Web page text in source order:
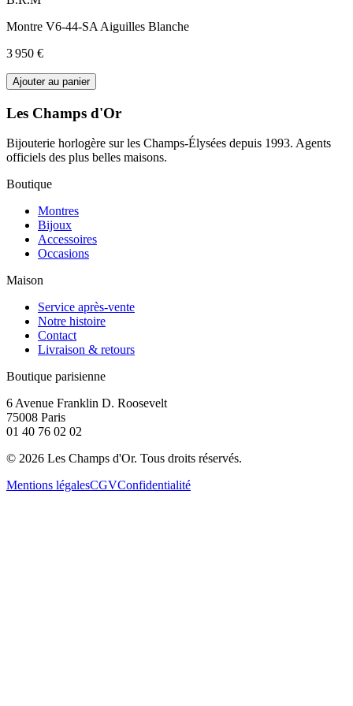
Montre V6-44-SA Aiguilles Blanche
3 950 €
Ajouter au panier
Les Champs d'Or
Bijouterie horlogère sur les Champs-Élysées depuis 1993. Agents
officiels des plus belles maisons.
Boutique
Montres
Bijoux
Accessoires
Occasions
Maison
Service après-vente
Notre histoire
Contact
Livraison & retours
Boutique parisienne
6 Avenue Franklin D. Roosevelt
75008 Paris
01 40 76 02 02
© 2026 Les Champs d'Or. Tous droits réservés.
Mentions légalesCGVConfidentialité